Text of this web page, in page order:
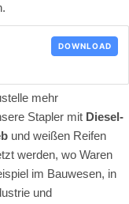
DOWNLOAD
mehr
Stapler mit Diesel-
und weißen Reifen
werden, wo Waren
im Bauwesen, in
und